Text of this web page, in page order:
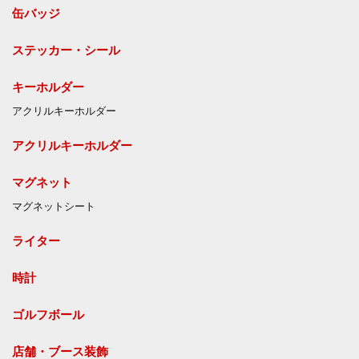
缶バッジ
ステッカー・シール
キーホルダー
アクリルキーホルダー
アクリルキーホルダー
マグネット
マグネットシート
ライター
時計
ゴルフボール
店舗・ブース装飾